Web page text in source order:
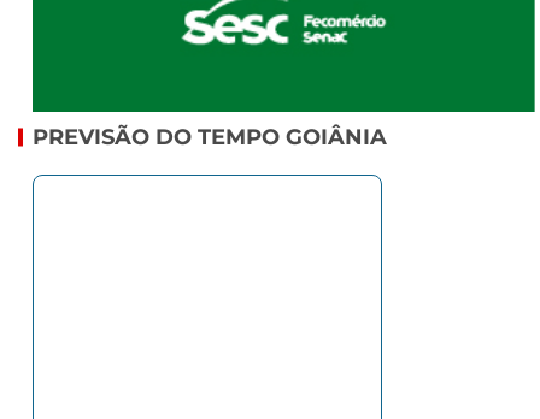
PREVISÃO DO TEMPO GOIÂNIA